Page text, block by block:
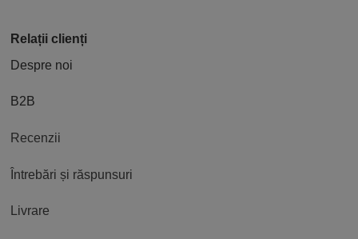
Relații clienți
Despre noi
B2B
Recenzii
Întrebări și răspunsuri
Livrare